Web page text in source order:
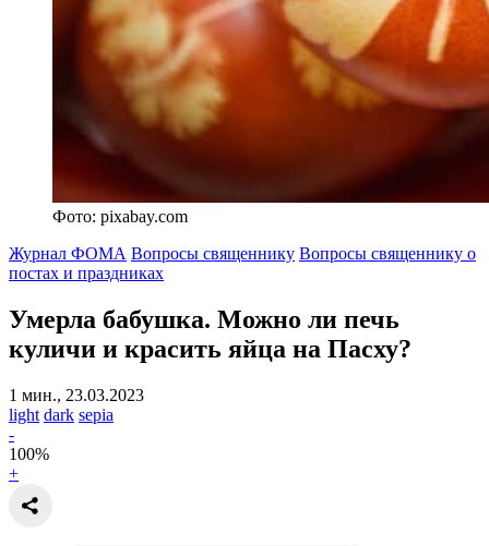
Фото: pixabay.com
Журнал ФОМА Вопросы священнику Вопросы священнику о
постах и праздниках
Умерла бабушка. Можно ли печь
куличи и красить яйца на Пасху?
1 мин., 23.03.2023
light dark sepia
-
100%
+